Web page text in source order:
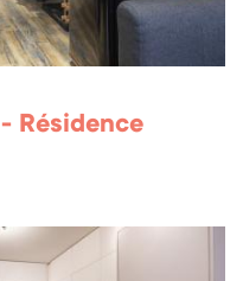
Résidence